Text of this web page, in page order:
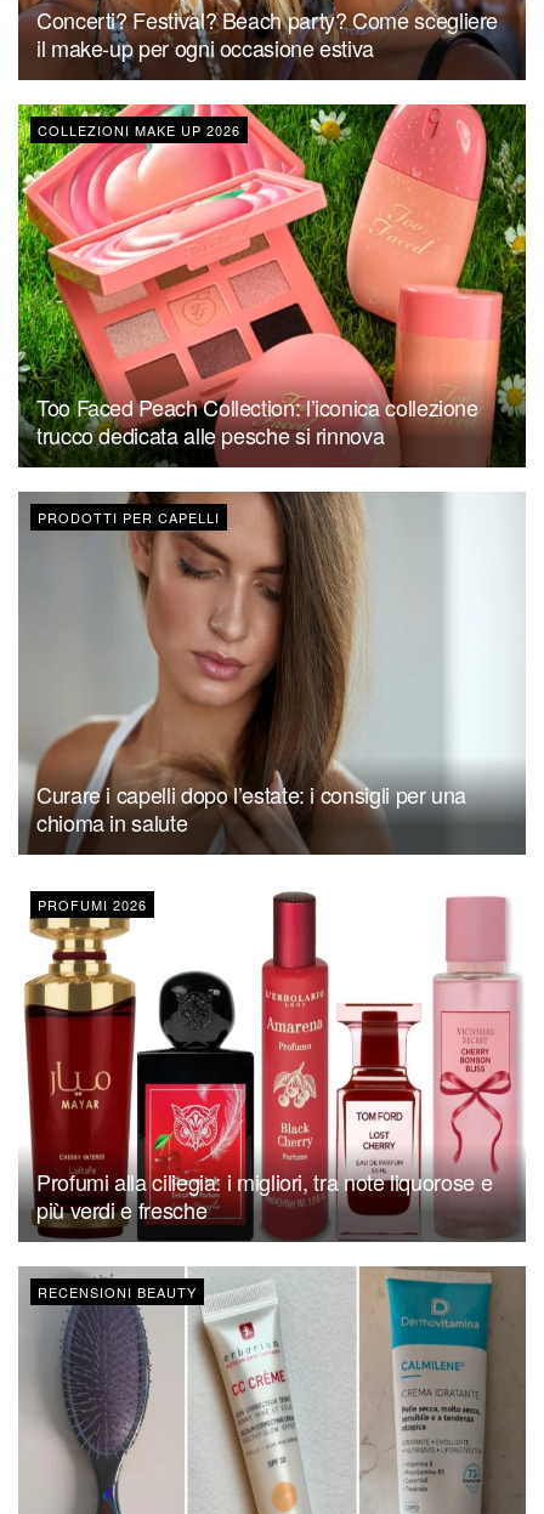
Concerti? Festival? Beach party? Come scegliere
il make-up per ogni occasione estiva
COLLEZIONI MAKE UP 2026
Too Faced Peach Collection: l’iconica collezione
trucco dedicata alle pesche si rinnova
PRODOTTI PER CAPELLI
Curare i capelli dopo l’estate: i consigli per una
chioma in salute
PROFUMI 2026
Profumi alla ciliegia: i migliori, tra note liquorose e
più verdi e fresche
RECENSIONI BEAUTY